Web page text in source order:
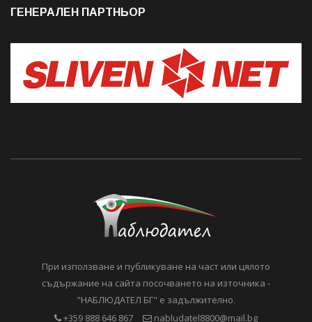
ГЕНЕРАЛЕН ПАРТНЬОР
При използване и публикуване на част или цялото
съдържание на сайта посочването на източника -
"НАБЛЮДАТЕЛ БГ" е задължително.
+359 888 646 867
nabludatel8800@mail.bg